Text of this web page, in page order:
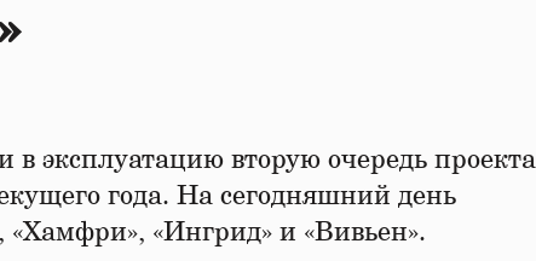
эксплуатацию вторую очередь проекта
года. На сегодняшний день
«Ингрид» и «Вивьен».